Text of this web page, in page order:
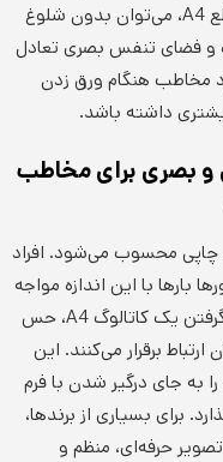
چیدمان را فشرده‌تر انجام دهد. اما در قطع A4، می‌توان بدون شلوغ
و فضای تنفس بصری تعادل
مخاطب هنگام ورق زدن
داشته باشد.
و بصری برای مخاطب
چاپی محسوب می‌شود. افراد
بارها با این اندازه مواجه
شده‌اند؛ به همین دلیل هنگام در دست گرفتن یک کاتالوگ A4، حس
برقرار می‌کنند. این
به جای درگیر شدن با فرم
برای بسیاری از برندها،
حرفه‌ای، منظم و